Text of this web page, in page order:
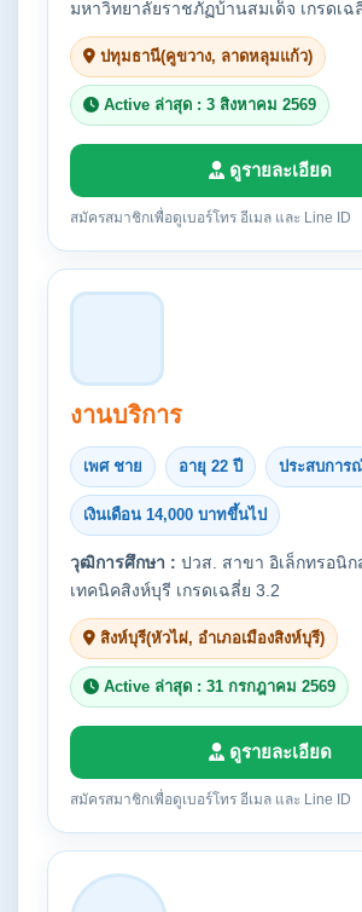
มหาวิทยาลัยราชภัฏบ้านสมเด็จ เกรดเฉ
ปทุมธานี(คูขวาง, ลาดหลุมแก้ว)
Active ล่าสุด : 3 สิงหาคม 2569
ดูรายละเอียด
สมัครสมาชิกเพื่อดูเบอร์โทร อีเมล และ Line ID
งานบริการ
เพศ ชาย อายุ 22 ปี ประสบการ
เงินเดือน 14,000 บาทขึ้นไป
วุฒิการศึกษา : ปวส. สาขา อิเล็กทรอนิก
เทคนิคสิงห์บุรี เกรดเฉลี่ย 3.2
สิงห์บุรี(หัวไผ่, อำเภอเมืองสิงห์บุรี)
Active ล่าสุด : 31 กรกฎาคม 2569
ดูรายละเอียด
สมัครสมาชิกเพื่อดูเบอร์โทร อีเมล และ Line ID